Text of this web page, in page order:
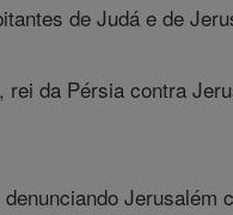
de Judá e de
da Pérsia contra
Jerusalém